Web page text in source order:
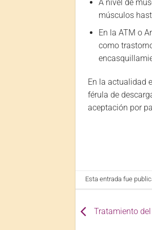
A nivel de
músculos
En la ATM o
como
En la actualidad
férula de
aceptación por
Esta entrada fue
Tratamiento